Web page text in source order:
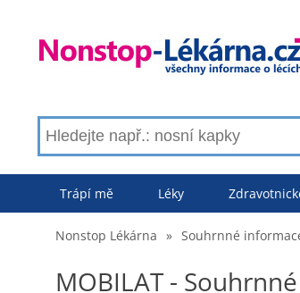
Trápí mě Léky
Nonstop Lékárna » Souhrnné
MOBILAT -